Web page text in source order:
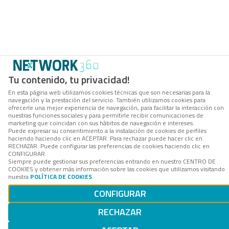
Tu contenido, tu privacidad!
En esta página web utilizamos cookies técnicas que son necesarias para la
navegación y la prestación del servicio. También utilizamos cookies para
ofrecerle una mejor experiencia de navegación, para facilitar la interacción con
nuestras funciones sociales y para permitirle recibir comunicaciones de
marketing que coincidan con sus hábitos de navegación e intereses.
Puede expresar su consentimiento a la instalación de cookies de perfiles
haciendo haciendo clic en ACEPTAR. Para rechazar puede hacer clic en
RECHAZAR. Puede configurar las preferencias de cookies haciendo clic en
CONFIGURAR.
Siempre puede gestionar sus preferencias entrando en nuestro CENTRO DE
COOKIES y obtener más información sobre las cookies que utilizamos visitando
nuestra POLÍTICA DE COOKIES.
CONFIGURAR
RECHAZAR